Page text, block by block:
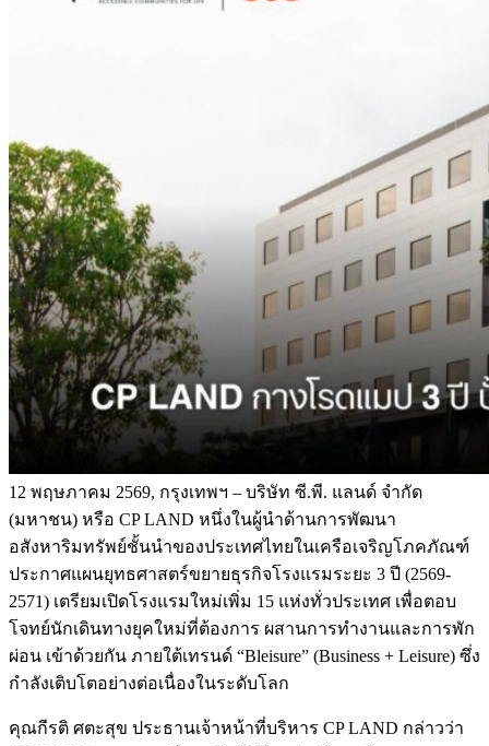
12 พฤษภาคม 2569, กรุงเทพฯ – บริษัท ซี.พี. แลนด์ จำกัด
(มหาชน) หรือ CP LAND หนึ่งในผู้นำด้านการพัฒนา
อสังหาริมทรัพย์ชั้นนำของประเทศไทยในเครือเจริญโภคภัณฑ์
ประกาศแผนยุทธศาสตร์ขยายธุรกิจโรงแรมระยะ 3 ปี (2569-
2571) เตรียมเปิดโรงแรมใหม่เพิ่ม 15 แห่งทั่วประเทศ เพื่อตอบ
โจทย์นักเดินทางยุคใหม่ที่ต้องการ ผสานการทำงานและการพัก
ผ่อน เข้าด้วยกัน ภายใต้เทรนด์ “Bleisure” (Business + Leisure) ซึ่ง
กำลังเติบโตอย่างต่อเนื่องในระดับโลก
คุณกีรติ ศตะสุข ประธานเจ้าหน้าที่บริหาร CP LAND กล่าวว่า